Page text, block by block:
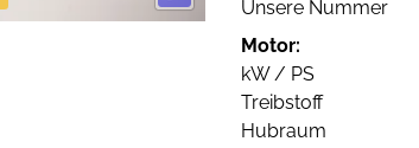
Unsere Nummer
Motor:
kW / PS
Treibstoff
Hubraum